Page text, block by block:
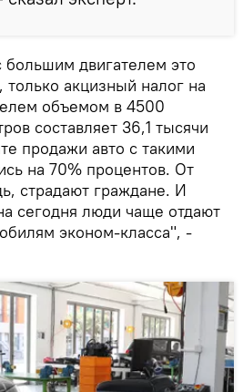
двигателем это
только акцизный налог на
объемом в 4500
составляет 36,1 тысячи
продажи авто с такими
на 70% процентов. От
страдают граждане. И
сегодня люди чаще отдают
эконом-класса", -